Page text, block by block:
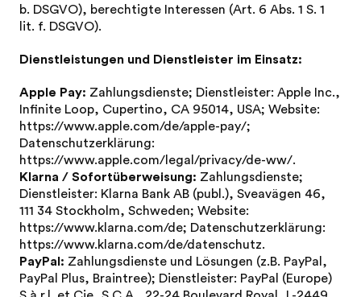
b. DSGVO), berechtigte Interessen (Art. 6 Abs. 1 S. 1
lit. f. DSGVO).
Dienstleistungen und Dienstleister im Einsatz:
Apple Pay: Zahlungsdienste; Dienstleister: Apple Inc.,
Infinite Loop, Cupertino, CA 95014, USA; Website:
https://www.apple.com/de/apple-pay/;
Datenschutzerklärung:
https://www.apple.com/legal/privacy/de-ww/.
Klarna / Sofortüberweisung: Zahlungsdienste;
Dienstleister: Klarna Bank AB (publ.), Sveavägen 46,
111 34 Stockholm, Schweden; Website:
https://www.klarna.com/de; Datenschutzerklärung:
https://www.klarna.com/de/datenschutz.
PayPal: Zahlungsdienste und Lösungen (z.B. PayPal,
PayPal Plus, Braintree); Dienstleister: PayPal (Europe)